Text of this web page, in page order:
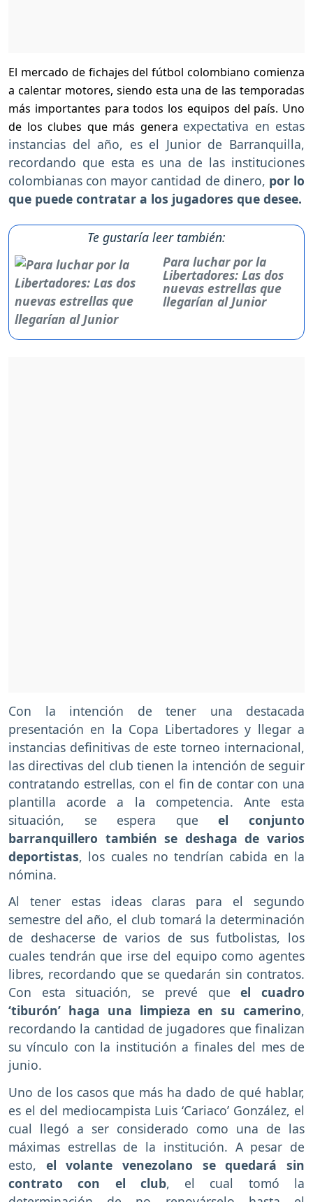
El mercado de fichajes del fútbol colombiano comienza
a calentar motores, siendo esta una de las temporadas
más importantes para todos los equipos del país. Uno
de los clubes que más genera expectativa en estas
instancias del año, es el Junior de Barranquilla,
recordando que esta es una de las instituciones
colombianas con mayor cantidad de dinero, por lo
que puede contratar a los jugadores que desee.
Te gustaría leer también:
Para luchar por la
Libertadores: Las dos
nuevas estrellas que
llegarían al Junior
Con la intención de tener una destacada
presentación en la Copa Libertadores y llegar a
instancias definitivas de este torneo internacional,
las directivas del club tienen la intención de seguir
contratando estrellas, con el fin de contar con una
plantilla acorde a la competencia. Ante esta
situación, se espera que el conjunto
barranquillero también se deshaga de varios
deportistas, los cuales no tendrían cabida en la
nómina.
Al tener estas ideas claras para el segundo
semestre del año, el club tomará la determinación
de deshacerse de varios de sus futbolistas, los
cuales tendrán que irse del equipo como agentes
libres, recordando que se quedarán sin contratos.
Con esta situación, se prevé queel cuadro
‘tiburón’ haga una limpieza en su camerino,
recordando la cantidad de jugadores que finalizan
su vínculo con la institución a finales del mes de
junio.
Uno de los casos que más ha dado de qué hablar,
es el del mediocampista Luis ‘Cariaco’ González, el
cual llegó a ser considerado como una de las
máximas estrellas de la institución. A pesar de
esto, el volante venezolano se quedará sin
contrato con el club, el cual tomó la